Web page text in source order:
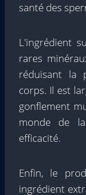
santé des
L'ingrédient
rares
réduisant la
corps. Il est
gonflement
monde de
efficacité.
Enfin, le
ingrédient